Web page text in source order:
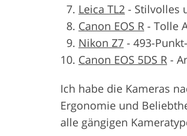
Leica TL2 - Stilvolles
Canon EOS R - Tolle
Nikon Z7 - 493-
Canon EOS 5DS R -
Ich habe die Kameras
Ergonomie und
alle gängigen